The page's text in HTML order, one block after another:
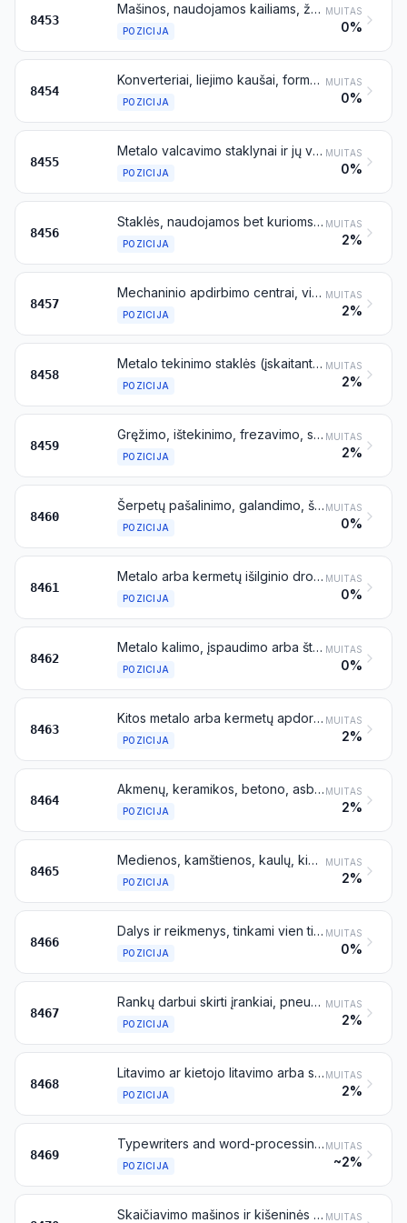
8453
Mašinos, naudojamos kailiams, žaliaminėms odoms arba išdirbtoms odoms paruošti, rauginti arba išdirbti, avalynei arba kitiems dirbiniams iš kailių, žaliaminių odų ir išdirbtų odų gaminti arba taisyti, išskyrus siuvamąsias mašinas
POZICIJA
MUITAS
0%
8454
Konverteriai, liejimo kaušai, formadėžės ir liejimo mašinos, naudojamos metalurgijoje arba liejininkystėje
POZICIJA
MUITAS
0%
8455
Metalo valcavimo staklynai ir jų velenai
POZICIJA
MUITAS
0%
8456
Staklės, naudojamos bet kurioms medžiagoms apdirbti pašalinant dalį medžiagos lazerio spinduliuote arba kitais šviesos ar fotonų pluoštais, ultragarsu, elektros iškrova, naudojant elektrocheminius procesus, elektronų pluoštą arba plazmos lanką; pjovimo vandens srove mašinos
POZICIJA
MUITAS
2%
8457
Mechaninio apdirbimo centrai, vienpozicinės ir daugiapozicinės agregatinės metalo apdirbimo staklės
POZICIJA
MUITAS
2%
8458
Metalo tekinimo staklės (įskaitant tekinimo centrus)
POZICIJA
MUITAS
2%
8459
Gręžimo, ištekinimo, frezavimo, sriegių sriegimo arba įsriegimo, pašalinant dalį metalo, staklės (įskaitant linijines agregatines stakles), išskyrus tekinimo stakles (taip pat ir tekinimo centrus), priskiriamas 8458 pozicijai
POZICIJA
MUITAS
2%
8460
Šerpetų pašalinimo, galandimo, šlifavimo, honingavimo, pritrynimo, poliravimo ar kitos metalo arba kermetų apdailos staklės, veikiančios naudojant šlifavimo diskus, abrazyvines arba poliravimo medžiagas, išskyrus krumplių pjovimo, krumplių šlifavimo ir krumplių apdailos stakles, priskiriamas 8461 pozicijai
POZICIJA
MUITAS
0%
8461
Metalo arba kermetų išilginio drožimo, skersinio drožimo, vertikaliojo drožimo, pratraukimo, krumplių pjovimo, krumplių šlifavimo, krumplių apdailos, pjaustymo, atpjovimo staklės ir kitos metalo arba kermetų apdirbimo pašalinant dalį metalo arba kermetų staklės, nenurodytos kitoje vietoje
POZICIJA
MUITAS
0%
8462
Metalo kalimo, įspaudimo arba štampavimo staklės (įskaitant presus, bet išskyrus valcavimo staklynus); metalo lenkimo, briaunų lenkimo, lyginimo, tiesinimo, kirpimo, skylių pramušimo ar iškirtimo arba įpjovimo staklės (įskaitant presus, išilginio pjovimo linijas ir pjovimo tam tikro ilgio atkarpomis linijas, bet išskyrus traukimo stakles); pirmiau nenurodyti metalo arba metalų karbidų apdirbimo presai
POZICIJA
MUITAS
0%
8463
Kitos metalo arba kermetų apdorojimo nepašalinant dalies medžiagos staklės
POZICIJA
MUITAS
2%
8464
Akmenų, keramikos, betono, asbestcemenčio arba panašių mineralinių medžiagų apdirbimo staklės ir šaltojo stiklo apdirbimo staklės
POZICIJA
MUITAS
2%
8465
Medienos, kamštienos, kaulų, kietosios gumos, kietųjų plastikų arba panašių kietųjų medžiagų apdirbimo staklės (įskaitant stiprinimo vinimis arba sąvaržų kalimo, klijavimo arba kitas surinkimo stakles)
POZICIJA
MUITAS
2%
8466
Dalys ir reikmenys, tinkami vien tik arba daugiausia staklėms, priskiriamoms 8456–8465 pozicijoms, įskaitant apdirbamų ruošinių arba įrankių laikiklius, atsiveriančiąsias sriegimo galvutes, dalijimo galvutes ir kitus specialiuosius mašinų įtaisus; visų rūšių rankų darbui skirtų įrankių laikikliai
POZICIJA
MUITAS
0%
8467
Rankų darbui skirti įrankiai, pneumatiniai, hidrauliniai arba su įmontuotu elektros ar ne elektros varikliu
POZICIJA
MUITAS
2%
8468
Litavimo ar kietojo litavimo arba suvirinimo mašinos ir aparatai, pritaikyti arba nepritaikyti naudoti pjaustymui, išskyrus priskiriamus 8515 pozicijai; dujinės paviršiaus šiluminio apdorojimo mašinos ir aparatai
POZICIJA
MUITAS
2%
8469
Typewriters and word-processing machines
POZICIJA
MUITAS
~2%
Skaičiavimo mašinos ir kišeninės duomenų įrašymo, atkūrimo ir rodymo ekrane mašinėlės, atliekančios skaičiavimo funkcijas; apskaitos mašinos, pašto siuntų frankavimo mašinos, bilietų išdavimo mašinos ir panašios mašinos su skaičiavimo įtaisais; kasos aparatai MUITAS